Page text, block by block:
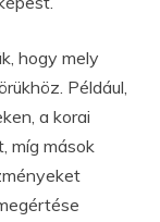
hogy mely
Például,
a korai
míg mások